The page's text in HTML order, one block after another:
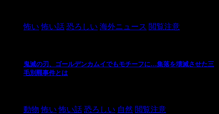
怖い 怖い話 恐ろしい 海外ニュース 閲覧注意
鬼滅の刃、ゴールデンカムイでもモチーフに…集落を壊滅させた三
毛別羆事件とは
動物 怖い 怖い話 恐ろしい 自然 閲覧注意